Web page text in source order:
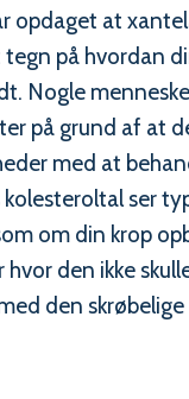
opdaget at
på hvordan
Nogle
på grund af at
med at
ser
om din krop
den ikke
den skrøbelige